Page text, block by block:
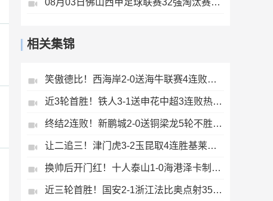
08月03日佛山西甲足球联赛32强淘汰赛广州求信VS顺德新青年全场录像
相关集锦
笑傲德比！西海岸2-0送海牛联赛4连败海牛仍垫底西海岸升至第二
近3轮首胜！铁人3-1送申花中超3连败热菲尼奥双响邦本宜裕传射
终结2连败！新鹏城2-0送铜梁龙5轮不胜37岁姜至鹏破门韦斯利建功
让二追三！津门虎3-2玉昆取4连胜基莱斯读秒绝杀萨尔瓦多破门
换帅后开门红！十人泰山1-0海港泽卡制胜于金永扑点海港三球被吹
近三轮首胜！国安2-1浙江法比奥点射35岁张稀哲制胜王钰栋送助攻